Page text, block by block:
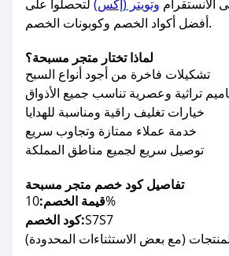
الانستقرام وتويتر (إكس) لتحصلوا على
أفضل أكواد الخصم وكوبونات الخصم.
لماذا تختار متجر مسبحة؟
تشكيلات فاخرة من أجود أنواع السبح
تراثية وعصرية تناسب جميع الأذواق
خيارات تغليف راقية ومناسبة للهدايا
خدمة عملاء ممتازة وتجاوب سريع
توصيل سريع لجميع مناطق المملكة
تفاصيل كود خصم متجر مسبحة
قيمة الخصم:10%
كود الخصم:S7S7
(مع بعض الاستثناءات المحدودة)